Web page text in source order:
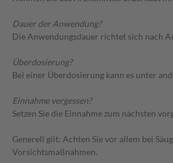
Dauer der Anwendung?
Die Anwendungsdauer richtet sich nach
Überdosierung?
Bei einer Überdosierung kann es unter
Einnahme vergessen?
Setzen Sie die Einnahme zum nächsten
Generell gilt: Achten Sie vor allem bei
Vorsichtsmaßnahmen.